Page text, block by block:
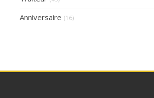
Anniversaire (16)